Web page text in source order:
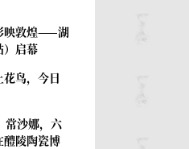
映敦煌——湖
）启幕
鸟，今日
沙娜，六
醴陵陶瓷博